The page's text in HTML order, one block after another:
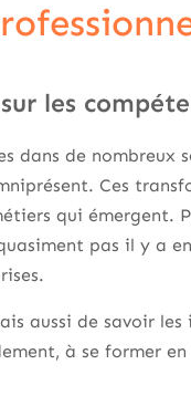
les
dans de nombreux
Ces
qui émergent.
pas il y a
aussi de savoir les
à se former